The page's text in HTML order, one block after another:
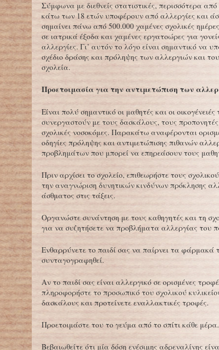
Σύμφωνα με διεθνείς στατιστικές, περισσότερα
κάτω των 18 ετών υποφέρουν από αλλεργίες και
σημαίνει πάνω από 500.000 χαμένες σχολικές
σε ιατρικά έξοδα και χαμένες εργατοώρες για
αλλεργίες. Γι’ αυτόν το λόγο είναι σημαντικό να
σχέδιο δράσης και πρόληψης των αλλεργιών και
σχολεία.
Προετοιμασία για την αντιμετώπιση των
Είναι πολύ σημαντικό οι μαθητές και οι
συνεργαστούν με τους δασκάλους, τους προπονητές
σχολικές νοσοκόμες. Παρακάτω αναφέρονται
οδηγίες πρόληψης και αντιμετώπισης πιθανών
προβλημάτων που μπορεί να επηρεάσουν τους
Πριν αρχίσει το σχολείο, επιθεωρήστε τους
την αναγνώριση δυνητικών κινδύνων πρόκλησης
άσθματος στις τάξεις.
Οργανώστε συνάντηση με τους καθηγητές και τη
για να συζητήσετε να προβλήματα αλλεργίας του
Ενθαρρύνετε το παιδί σας να παίρνει τα φάρμακά
συνταγογραφηθεί.
Αν το παιδί σας είναι αλλεργικό σε ορισμένες
πληροφορήστε το προσωπικό του σχολικού
δασκάλους και προτείνετε εναλλακτικές τροφές.
Προετοιμάστε του το γεύμα από το σπίτι κάθε μέρα.
Βεβαιωθείτε ότι μία δόση ενέσιμης αδρεναλίνης